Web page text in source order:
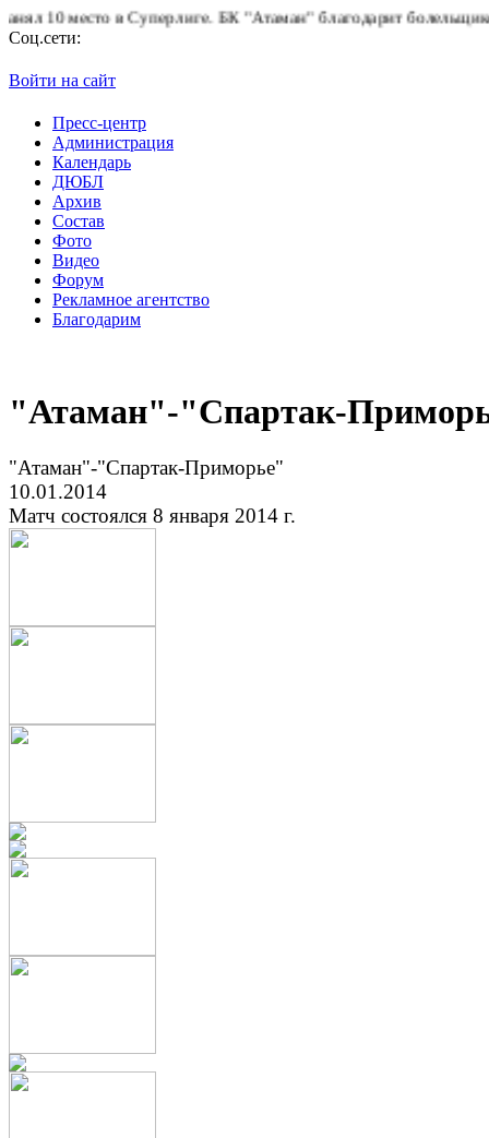
в Суперлиге.БК "Атаман" благодарит болельщиков за
Соц.сети:
Войти на сайт
Пресс-центр
Администрация
Календарь
ДЮБЛ
Архив
Состав
Фото
Видео
Форум
Рекламное агентство
Благодарим
"Атаман"-"Спартак-
"Атаман"-"Спартак-Приморье"
10.01.2014
Матч состоялся 8 января 2014 г.